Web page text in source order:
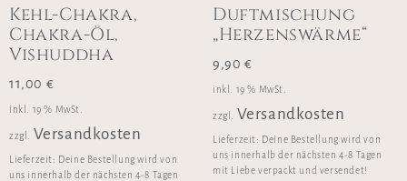
Kehl-Chakra,
Chakra-Öl,
Vishuddha
11,00 €
inkl. 19 % MwSt.
zzgl. Versandkosten
Lieferzeit: Deine Bestellung wird von
uns innerhalb der nächsten 4-8 Tagen
Duftmischung
„Herzenswärme“
9,90 €
inkl. 19 % MwSt.
zzgl. Versandkosten
Lieferzeit: Deine Bestellung wird von
uns innerhalb der nächsten 4-8 Tagen
mit Liebe verpackt und versendet!